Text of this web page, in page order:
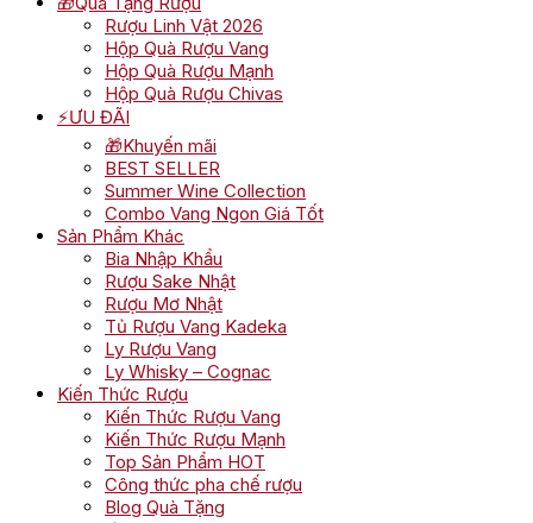
Rượu Linh Vật 2026
Hộp Quà Rượu Vang
Hộp Quà Rượu Mạnh
Hộp Quà Rượu Chivas
⚡ƯU ĐÃI
🎁Khuyến mãi
BEST SELLER
Summer Wine Collection
Combo Vang Ngon Giá Tốt
Sản Phẩm Khác
Bia Nhập Khẩu
Rượu Sake Nhật
Rượu Mơ Nhật
Tủ Rượu Vang Kadeka
Ly Rượu Vang
Ly Whisky – Cognac
Kiến Thức Rượu
Kiến Thức Rượu Vang
Kiến Thức Rượu Mạnh
Top Sản Phẩm HOT
Công thức pha chế rượu
Blog Quà Tặng